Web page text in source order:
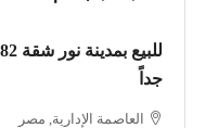
جداً
العاصمة الإدارية, مصر